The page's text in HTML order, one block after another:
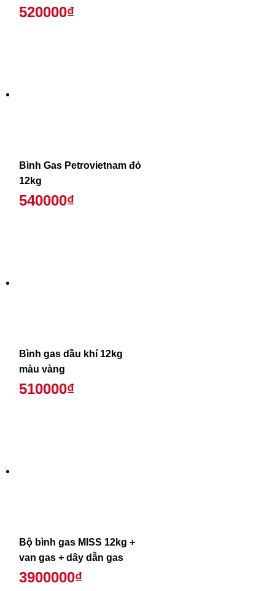
520000₫
Bình Gas Petrovietnam đỏ
12kg
540000₫
Bình gas dầu khí 12kg
màu vàng
510000₫
Bộ bình gas MISS 12kg +
van gas + dây dẫn gas
3900000₫